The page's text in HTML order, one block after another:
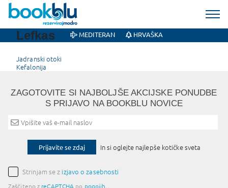
MEDITERAN HRVAŠKA
Lefkas
Post
navigation
Jadranski otoki
Kefalonija
ZAGOTOVITE SI NAJBOLJŠE AKCIJSKE PONUDBE
S PRIJAVO NA BOOKBLU NOVICE
Prijavite se zdaj In si oglejte najlepše kotičke sveta
Strinjam se z izjavo o zasebnosti
Zaščiteno z reCAPTCHA po pogojih